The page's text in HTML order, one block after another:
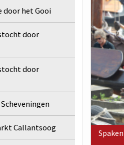
door het Gooi
door
door
Callantsoog